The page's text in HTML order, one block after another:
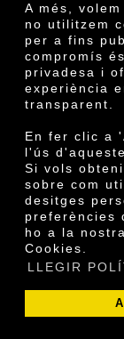
A més,
no utilitzem
per a fins
compromís
privadesa i
experiència
transparent.
En fer clic a
l'ús
Si vols
sobre com
desitges
preferències
ho a la
Cookies.
LLEGIR
Cooperativa
Avís
Política